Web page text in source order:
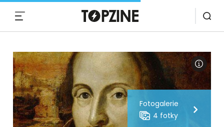
Fotogalerie
4 fotky